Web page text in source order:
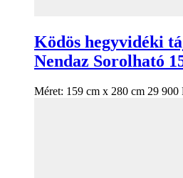
Ködös hegyvidéki
Nendaz Sorolható
Méret: 159 cm x 280 cm 29 900